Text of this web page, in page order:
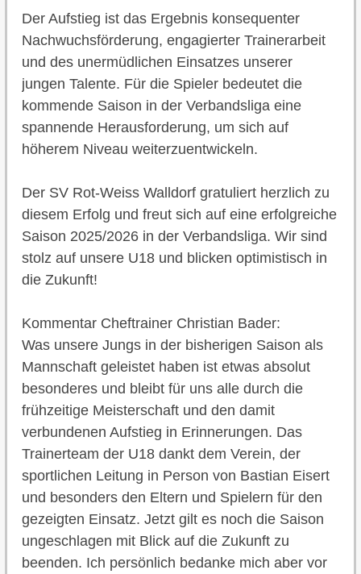
Der Aufstieg ist das Ergebnis konsequenter
Nachwuchsförderung, engagierter Trainerarbeit
und des unermüdlichen Einsatzes unserer
jungen Talente. Für die Spieler bedeutet die
kommende Saison in der Verbandsliga eine
spannende Herausforderung, um sich auf
höherem Niveau weiterzuentwickeln.
Der SV Rot-Weiss Walldorf gratuliert herzlich zu
diesem Erfolg und freut sich auf eine erfolgreiche
Saison 2025/2026 in der Verbandsliga. Wir sind
stolz auf unsere U18 und blicken optimistisch in
die Zukunft!
Kommentar Cheftrainer Christian Bader:
Was unsere Jungs in der bisherigen Saison als
Mannschaft geleistet haben ist etwas absolut
besonderes und bleibt für uns alle durch die
frühzeitige Meisterschaft und den damit
verbundenen Aufstieg in Erinnerungen. Das
Trainerteam der U18 dankt dem Verein, der
sportlichen Leitung in Person von Bastian Eisert
und besonders den Eltern und Spielern für den
gezeigten Einsatz. Jetzt gilt es noch die Saison
ungeschlagen mit Blick auf die Zukunft zu
beenden. Ich persönlich bedanke mich aber vor